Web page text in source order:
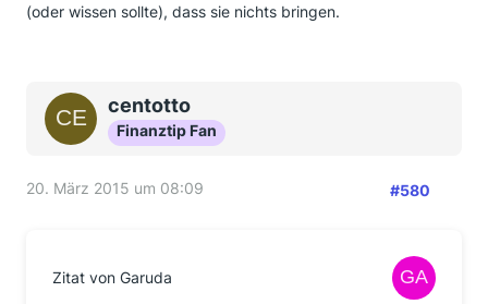
(oder wissen sollte), dass sie nichts bringen.
centotto
Finanztip Fan
20. März 2015 um 08:09 #580
Zitat von Garuda